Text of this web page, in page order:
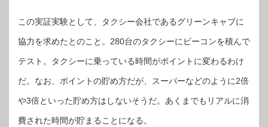
この実証実験として、タクシー会社であるグリーンキャブに
協力を求めたとのこと。280台のタクシーにビーコンを積んで
テスト。タクシーに乗っている時間がポイントに変わるわけ
だ。なお、ポイントの貯め方だが、スーパーなどのように2倍
や3倍といった貯め方はしないそうだ。あくまでもリアルに消
費された時間が貯まることになる。